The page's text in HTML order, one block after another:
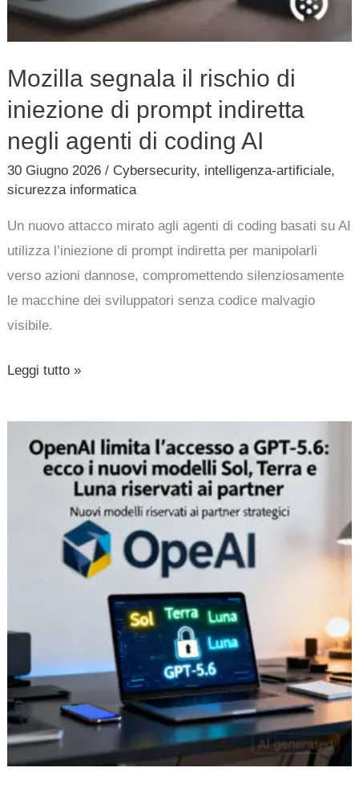
Mozilla segnala il rischio di
iniezione di prompt indiretta
negli agenti di coding AI
30 Giugno 2026/ Cybersecurity, intelligenza-artificiale,
sicurezza informatica
Un nuovo attacco mirato agli agenti di coding basati su AI
utilizza l’iniezione di prompt indiretta per manipolarli
verso azioni dannose, compromettendo silenziosamente
le macchine dei sviluppatori senza codice malvagio
visibile.
coding
Leggi tutto »
limita
nuovi
Sol,
Terra
e